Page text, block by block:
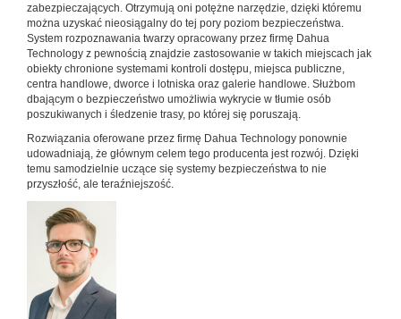
zabezpieczających. Otrzymują oni potężne narzędzie, dzięki któremu
można uzyskać nieosiągalny do tej pory poziom bezpieczeństwa.
System rozpoznawania twarzy opracowany przez firmę Dahua
Technology z pewnością znajdzie zastosowanie w takich miejscach jak
obiekty chronione systemami kontroli dostępu, miejsca publiczne,
centra handlowe, dworce i lotniska oraz galerie handlowe. Służbom
dbającym o bezpieczeństwo umożliwia wykrycie w tłumie osób
poszukiwanych i śledzenie trasy, po której się poruszają.
Rozwiązania oferowane przez firmę Dahua Technology ponownie
udowadniają, że głównym celem tego producenta jest rozwój. Dzięki
temu samodzielnie uczące się systemy bezpieczeństwa to nie
przyszłość, ale teraźniejszość.